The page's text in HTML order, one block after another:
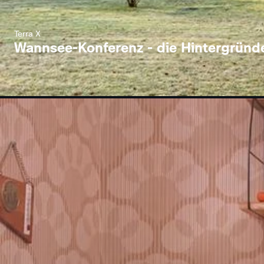
Terra X
Wannsee-Konferenz - die